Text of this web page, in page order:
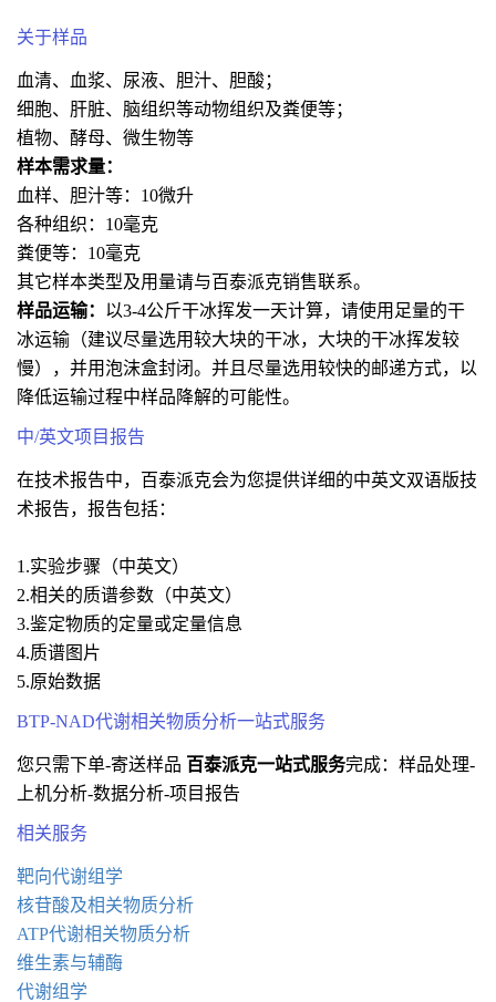
关于样品
血清、血浆、尿液、胆汁、胆酸；
细胞、肝脏、脑组织等动物组织及粪便等；
植物、酵母、微生物等
样本需求量：
血样、胆汁等：10微升
各种组织：10毫克
粪便等：10毫克
其它样本类型及用量请与百泰派克销售联系。
样品运输： 以3-4公斤干冰挥发一天计算，请使用足量的干
冰运输（建议尽量选用较大块的干冰，大块的干冰挥发较
慢），并用泡沫盒封闭。并且尽量选用较快的邮递方式，以
降低运输过程中样品降解的可能性。
中/英文项目报告
在技术报告中，百泰派克会为您提供详细的中英文双语版技
术报告，报告包括：
1.实验步骤（中英文）
2.相关的质谱参数（中英文）
3.鉴定物质的定量或定量信息
4.质谱图片
5.原始数据
BTP-NAD代谢相关物质分析一站式服务
您只需下单-寄送样品 百泰派克一站式服务完成：样品处理-
上机分析-数据分析-项目报告
相关服务
靶向代谢组学
核苷酸及相关物质分析
ATP代谢相关物质分析
维生素与辅酶
代谢组学